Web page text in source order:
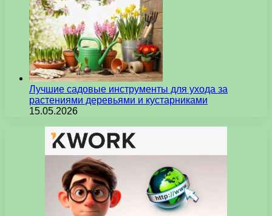
Лучшие садовые инструменты для ухода за
растениями деревьями и кустарниками
15.05.2026